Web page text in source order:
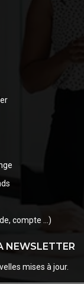
compte ...)
NEWSLETTER
mises à jour.